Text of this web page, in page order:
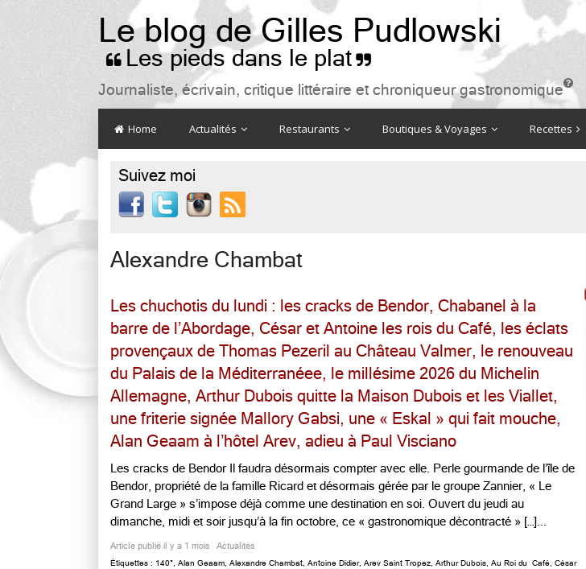
Le blog de Gilles Pudlowski
 Les pieds dans le plat 
Journaliste, écrivain, critique littéraire et chroniqueur gastronomique

Home Actualités Restaurants Boutiques & Voyages Recettes
Suivez moi

Alexandre Chambat
Les chuchotis du lundi : les cracks de Bendor, Chabanel à la
barre de l’Abordage, César et Antoine les rois du Café, les éclats
provençaux de Thomas Pezeril au Château Valmer, le renouveau
du Palais de la Méditerranéee, le millésime 2026 du Michelin
Allemagne, Arthur Dubois quitte la Maison Dubois et les Viallet,
une friterie signée Mallory Gabsi, une « Eskal » qui fait mouche,
Alan Geaam à l’hôtel Arev, adieu à Paul Visciano
Les cracks de Bendor Il faudra désormais compter avec elle. Perle gourmande de l’île de
Bendor, propriété de la famille Ricard et désormais gérée par le groupe Zannier, « Le
Grand Large » s’impose déjà comme une destination en soi. Ouvert du jeudi au
dimanche, midi et soir jusqu’à la fin octobre, ce « gastronomique décontracté » […]...
Article publié il y a 1 mois Actualités
Étiquettes : 140° Alan Geaam Alexandre Chambat Antoine Didier, Arev Saint Tropez Arthur Dubois Au Roi du Café César